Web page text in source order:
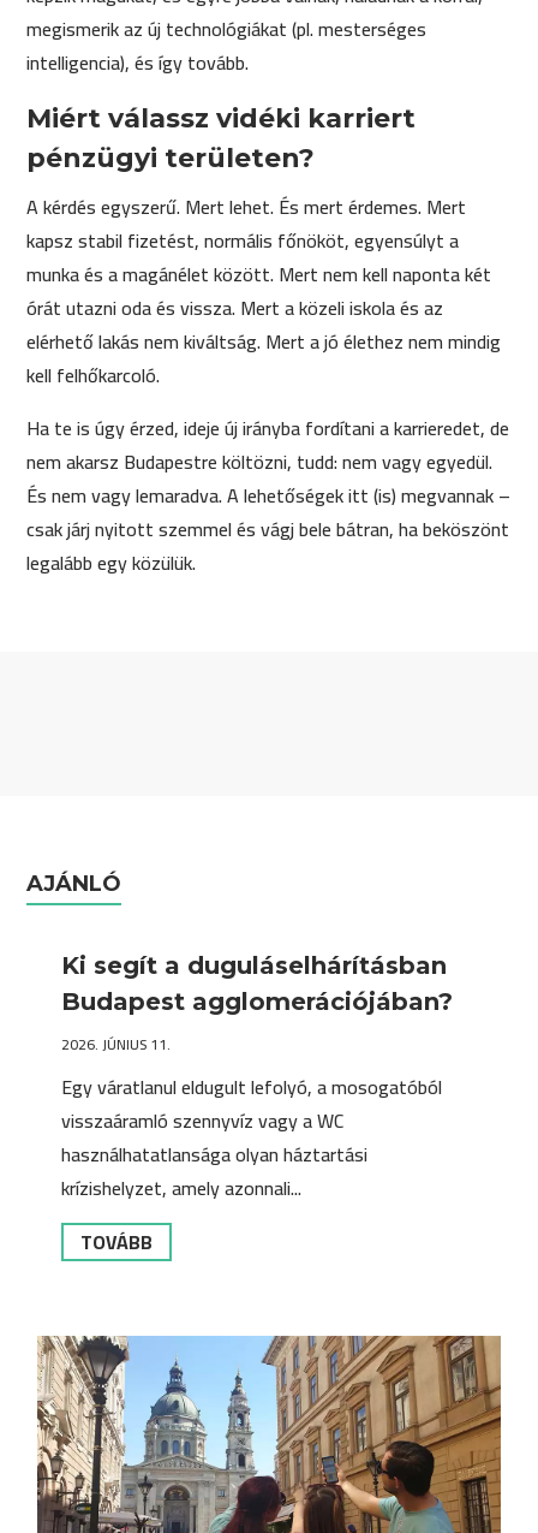
megismerik az új technológiákat (pl. mesterséges
intelligencia), és így tovább.
Miért válassz vidéki karriert
pénzügyi területen?
A kérdés egyszerű. Mert lehet. És mert érdemes. Mert
kapsz stabil fizetést, normális főnököt, egyensúlyt a
munka és a magánélet között. Mert nem kell naponta két
órát utazni oda és vissza. Mert a közeli iskola és az
elérhető lakás nem kiváltság. Mert a jó élethez nem mindig
kell felhőkarcoló.
Ha te is úgy érzed, ideje új irányba fordítani a karrieredet, de
nem akarsz Budapestre költözni, tudd: nem vagy egyedül.
És nem vagy lemaradva. A lehetőségek itt (is) megvannak –
csak járj nyitott szemmel és vágj bele bátran, ha beköszönt
legalább egy közülük.
AJÁNLÓ
Ki segít a duguláselhárításban
Budapest agglomerációjában?
2026. JÚNIUS 11.
Egy váratlanul eldugult lefolyó, a mosogatóból
visszaáramló szennyvíz vagy a WC
használhatatlansága olyan háztartási
krízishelyzet, amely azonnali...
TOVÁBB